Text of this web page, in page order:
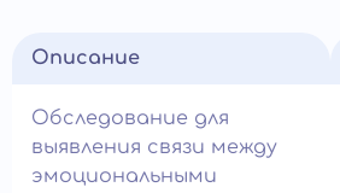
Описание
Обследование для
выявления связи между
эмоциональными